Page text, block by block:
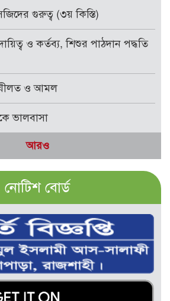
গুরুত্ব (৩য় কিস্তি)
ও কর্তব্য, শিশুর পাঠদান পদ্ধতি
ও আমল
ভালবাসা
আরও
নোটিশ বোর্ড